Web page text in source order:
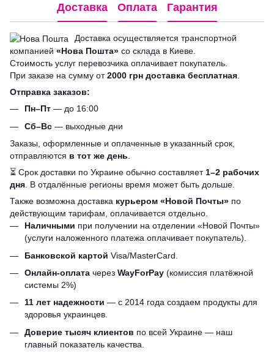
Доставка Оплата Гарантия
Доставка осуществляется транспортной
компанией «Нова Пошта» со склада в Киеве.
Стоимость услуг перевозчика оплачивает покупатель.
При заказе на сумму от2000 грн доставка бесплатная.
Отправка заказов:
Пн–Пт — до 16:00
Сб–Вс — выходные дни
Заказы, оформленные и оплаченные в указанный срок,
отправляются в тот же день
⏳ Срок доставки по Украине обычно составляет 1–2 рабочих
дня . В отдалённые регионы время может быть дольше.
Также возможна доставка курьером «Новой Почты» по
действующим тарифам, оплачивается отдельно.
Наличными при получении на отделении «Новой Почты»
(услуги наложенного платежа оплачивает покупатель).
Банковской картой Visa/MasterCard.
Онлайн-оплата через WayForPay (комиссия платёжной
системы 2%)
11 лет надежности — с 2014 года создаем продукты для
здоровья украинцев.
Доверие тысяч клиентов по всей Украине — наш
главный показатель качества.